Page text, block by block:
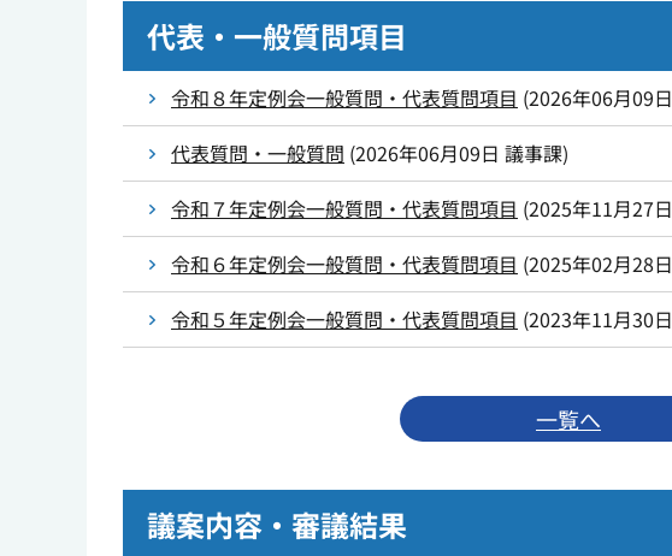
代表・一般質問項目
令和８年定例会一般質問・代表質問項目 (2026年06月09日
代表質問・一般質問 (2026年06月09日 議事課)
令和７年定例会一般質問・代表質問項目 (2025年11月27日
令和６年定例会一般質問・代表質問項目 (2025年02月28日
令和５年定例会一般質問・代表質問項目 (2023年11月30日
一覧へ
議案内容・審議結果